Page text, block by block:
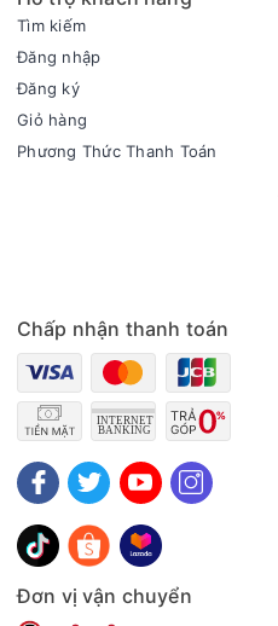
Tìm kiếm
Đăng nhập
Đăng ký
Giỏ hàng
Phương Thức Thanh Toán
Chấp nhận thanh toán
Đơn vị vận chuyển